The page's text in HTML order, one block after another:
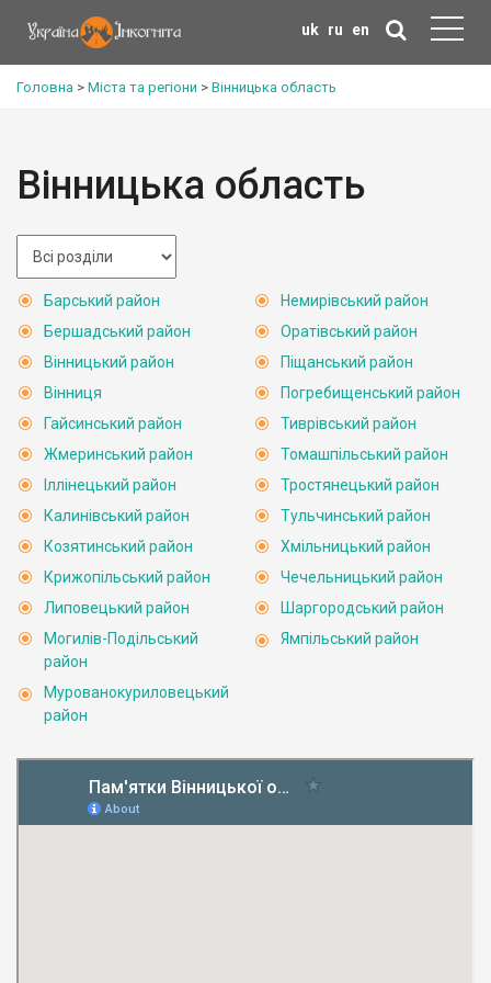
uk ru en
Головна > Міста та регіони > Вінницька область
Вінницька область
Барський район
Бершадський район
Вінницький район
Вінниця
Гайсинський район
Жмеринський район
Іллінецький район
Калинівський район
Козятинський район
Крижопільський район
Липовецький район
Могилів-Подільський
район
Мурованокуриловецький
район
Немирівський район
Оратівський район
Піщанський район
Погребищенський район
Тиврівський район
Томашпільський район
Тростянецький район
Тульчинський район
Хмільницький район
Чечельницький район
Шаргородський район
Ямпільський район